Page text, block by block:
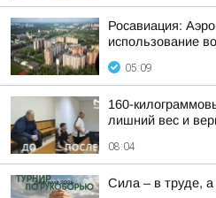
Росавиация:
использование
05:09
160-
лишний вес и
08:04
Сила – в труде, а